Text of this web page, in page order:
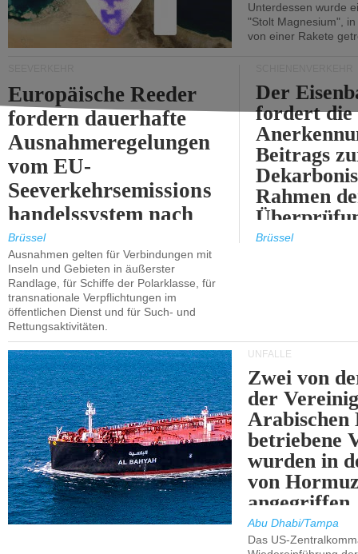
Unterdessen wurde
"Stolt Magnesium",
von einer Rakete
Europäische Reeder
fordern dauerhafte
Ausnahmeregelungen
vom EU-
Seeverkehrsemissions
handelssystem nach
2030.
Brüssel
Ausnahmen gelten für Verbindungen mit
Inseln und Gebieten in äußerster
Randlage, für Schiffe der Polarklasse, für
transnationale Verpflichtungen im
öffentlichen Dienst und für Such- und
Rettungsaktivitäten.
Der
fordert die
Beitrags
Rahmen
ETS.
Brüssel
UNFÄLLE
Zwei von
der
Arabischen
betriebene
wurden in
von
angegriffen.
Abu Dhabi/Tampa
Das US-